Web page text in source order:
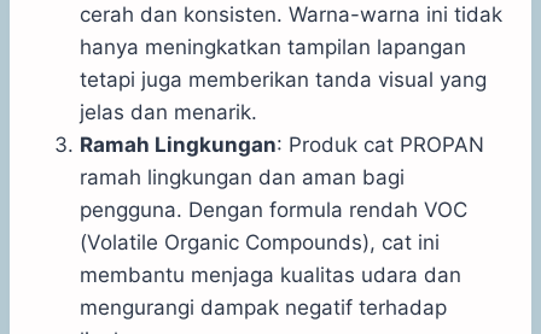
cerah dan konsisten. Warna-warna ini tidak
hanya meningkatkan tampilan lapangan
tetapi juga memberikan tanda visual yang
jelas dan menarik.
Ramah Lingkungan: Produk cat PROPAN
ramah lingkungan dan aman bagi
pengguna. Dengan formula rendah VOC
(Volatile Organic Compounds), cat ini
membantu menjaga kualitas udara dan
mengurangi dampak negatif terhadap